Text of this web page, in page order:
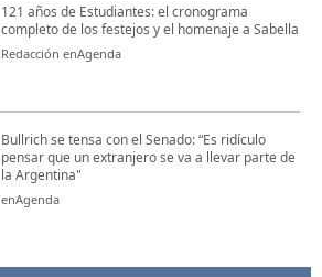
121 años de Estudiantes: el cronograma
completo de los festejos y el homenaje a Sabella
Redacción enAgenda
Bullrich se tensa con el Senado: “Es ridículo
pensar que un extranjero se va a llevar parte de
la Argentina"
enAgenda